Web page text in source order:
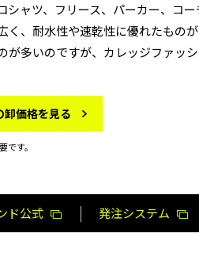
シャツ、フリース、パーカー、コ
く、耐水性や速乾性に優れたもの
が多いのですが、カレッジファッ
卸価格を見る
す。
ド公式 発注システム